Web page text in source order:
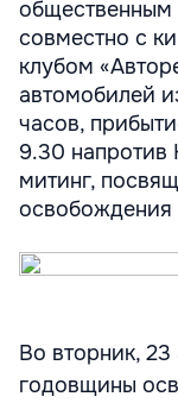
общественным
совместно с
клубом
автомобилей
часов,
9.30 напротив
митинг,
Во вторник, 23
годовщины